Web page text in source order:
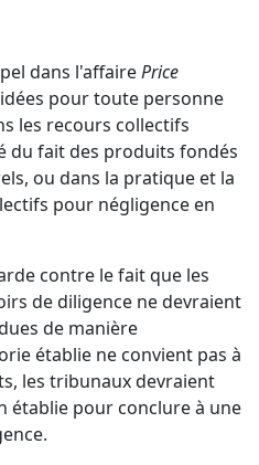
dans l'affairePrice
pour toute personne
les recours collectifs
du fait des produits fondés
ou dans la pratique et la
pour négligence en
contre le fait que les
de diligence ne devraient
de manière
établie ne convient pas à
les tribunaux devraient
établie pour conclure à une